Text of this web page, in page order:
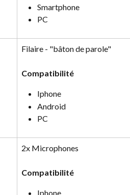
Smartphone
PC
Filaire - "bâton de parole"
Compatibilité
Iphone
Android
PC
2x Microphones
Compatibilité
Iphone